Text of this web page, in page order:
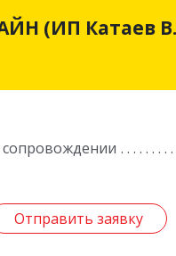
(ИП Катаев
Отправить заявку
(ИП
обл, Черемхово г,
Отправить заявку